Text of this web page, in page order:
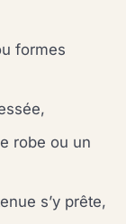
formes
robe ou un
s’y prête,